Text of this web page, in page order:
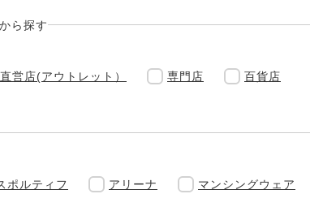
から探す
直営店(アウトレット） 専門店 百貨店
ポルティフ アリーナ マンシングウェア